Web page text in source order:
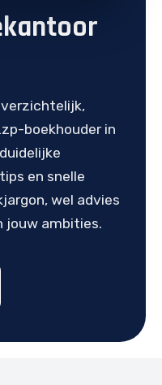
boekhouder in
en snelle
wel advies
jouw ambities.